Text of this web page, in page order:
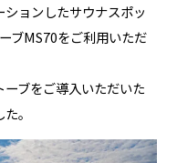
ョンしたサウナスポッ
ブMS70をご利用いただ
ブをご導入いただいた
。